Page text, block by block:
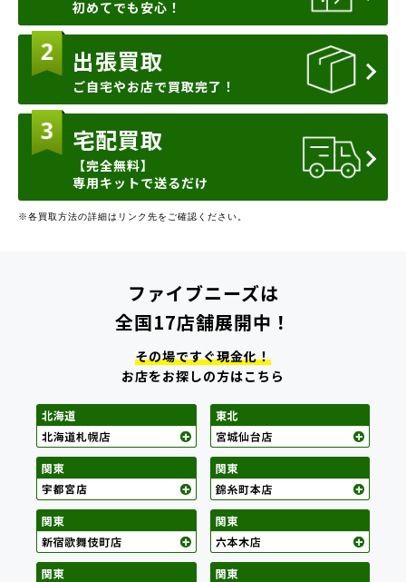
初めてでも安心！
出張買取
ご自宅やお店で買取完了！
宅配買取
【完全無料】
専用キットで送るだけ
※各買取方法の詳細はリンク先をご確認ください。
ファイブニーズは
全国17店舗展開中！
その場ですぐ現金化！
お店をお探しの方はこちら